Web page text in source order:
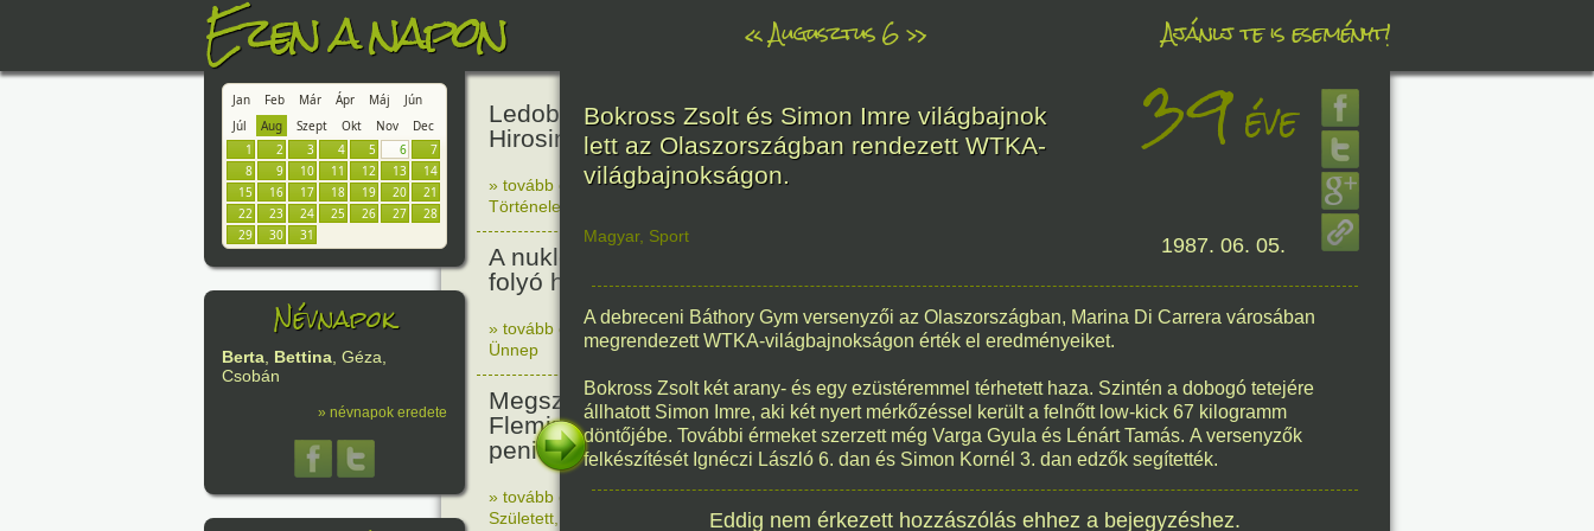
Ezen a napon «Augusztus 6» Ajánlj te is eseményt!
Jan Feb Már Ápr Máj
Jún
Júl
Aug Szept Okt Nov
Dec
1
2 3 4 5 6
7
8
9 10 11 12 13
14
15
16 17 18 19 20
21
22
23 24 25 26 27
28
29
30 31
Névnapok
Berta, Bettina, Géza,
Csobán
» névnapok eredete
Ledobták az első atombombát
Hirosimára.
81
» tovább olvasom|Nincs hozzászólás, szólj hozzá!
Történelem
A nukleáris fegyverek betiltásáért
folyó harc világnapja
48éve
» tovább olvasom|Nincs hozzászólás, szólj hozzá!
Ünnep
1978. 08. 06.
Megszületett Sir Alexander
Fleming, Nobel-díjas angol orvos, a
penicillin felfedezője.
145éve
» tovább olvasom|1 hozzászólás, szólj Te is hozzá!
Született
1881. 08. 06.
Bokross Zsolt és Simon Imre világbajnok
lett az Olaszországban rendezett WTKA-
világbajnokságon.
39éve
Magyar, Sport 1987. 06. 05.
A debreceni Báthory Gym versenyzői az Olaszországban, Marina Di Carrera városában
megrendezett WTKA-világbajnokságon érték el eredményeiket.
Bokross Zsolt két arany- és egy ezüstéremmel térhetett haza. Szintén a dobogó tetejére
állhatott Simon Imre, aki két nyert mérkőzéssel került a felnőtt low-kick 67 kilogramm
döntőjébe. További érmeket szerzett még Varga Gyula és Lénárt Tamás. A versenyzők
felkészítését Ignéczi László 6. dan és Simon Kornél 3. dan edzők segítették.
Eddig nem érkezett hozzászólás ehhez a bejegyzéshez.